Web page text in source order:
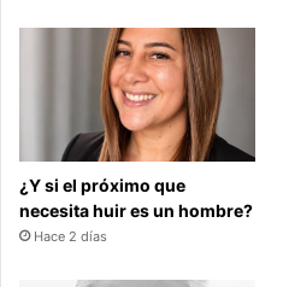
¿Y si el próximo que
necesita huir es un hombre?
Hace 2 días